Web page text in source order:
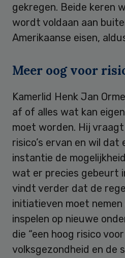
gekregen. Beide keren
wordt voldaan aan
Amerikaanse eisen,
Meer oog voor
Kamerlid Henk Jan
af of alles wat kan
moet worden. Hij
risico’s ervan en wil dat
instantie de
wat er precies gebeurt
vindt verder dat de
initiatieven moet
inspelen op nieuwe
die “een hoog risico
volksgezondheid en de